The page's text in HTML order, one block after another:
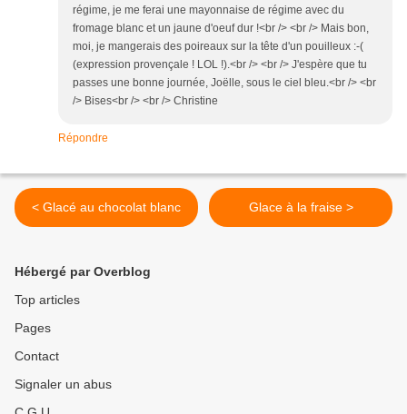
régime, je me ferai une mayonnaise de régime avec du
fromage blanc et un jaune d'oeuf dur !<br /> <br /> Mais bon,
moi, je mangerais des poireaux sur la tête d'un pouilleux :-(
(expression provençale ! LOL !).<br /> <br /> J'espère que tu
passes une bonne journée, Joëlle, sous le ciel bleu.<br /> <br
/> Bises<br /> <br /> Christine
Répondre
< Glacé au chocolat blanc Glace à la fraise >
Hébergé par Overblog
Top articles
Pages
Contact
Signaler un abus